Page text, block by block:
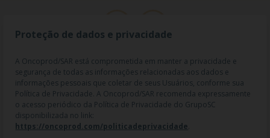
RAZÃO SOCIAL: ONCO PROD DIST. DE PROD. HOSP. E ONCOL. LTDA |
Proteção de dados e privacidade
A Oncoprod/SAR está comprometida em manter a privacidade e
segurança de todas as informações relacionadas aos dados e
informações pessoais que coletar de seus Usuários, conforme sua
Política de Privacidade. A Oncoprod/SAR recomenda expressamente
o acesso periódico da Política de Privacidade do GrupoSC
disponibilizada no link:
https://oncoprod.com/politicadeprivacidade